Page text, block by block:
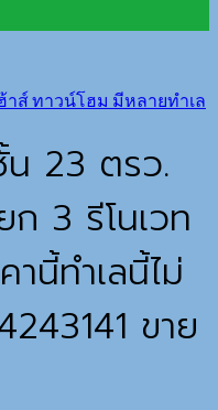
าส์ ทาวน์โฮม มีหลายทำเล
น 23 ตรว.
3 รีโนเวท
นี้ทำเลนี้ไม่
ขาย